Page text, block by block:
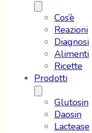
Cos’è
Reazioni
Diagnosi
Alimenti
Ricette
Prodotti
Glutosin
Daosin
Lactease